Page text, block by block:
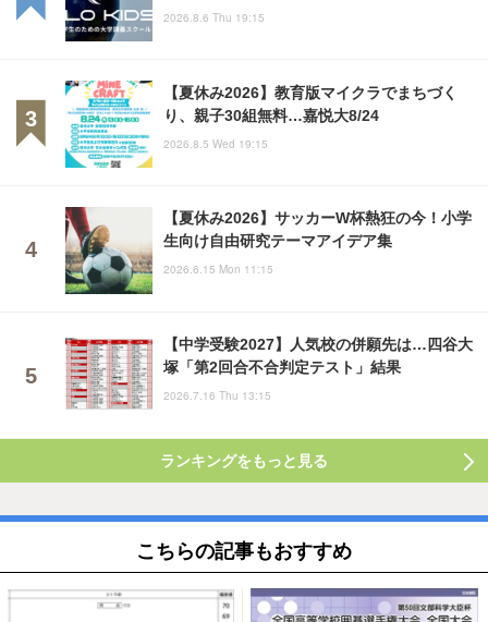
2026.8.6 Thu 19:15
【夏休み2026】教育版マイクラでまちづく
り、親子30組無料…嘉悦大8/24
2026.8.5 Wed 19:15
【夏休み2026】サッカーW杯熱狂の今！小学
生向け自由研究テーマアイデア集
2026.6.15 Mon 11:15
【中学受験2027】人気校の併願先は…四谷大
塚「第2回合不合判定テスト」結果
2026.7.16 Thu 13:15
ランキングをもっと見る
こちらの記事もおすすめ